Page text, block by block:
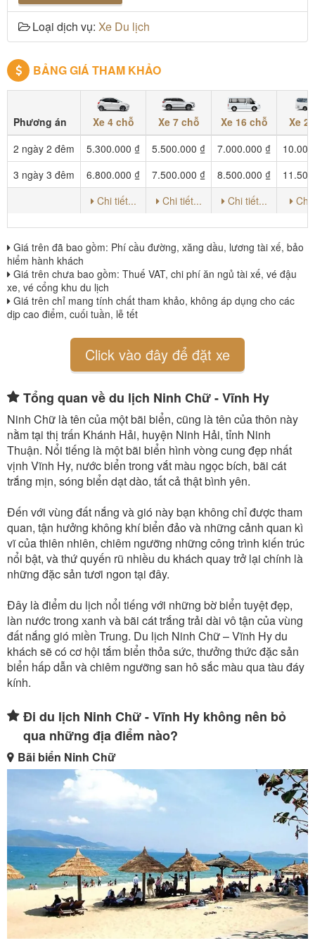
Loại dịch vụ: Xe Du lịch
BẢNG GIÁ THAM KHẢO
Phương án Xe 4 chỗ Xe 7 chỗ Xe 16 chỗ
Xe
2 ngày 2 đêm
5.300.000 ₫ 5.500.000 ₫ 7.000.000 ₫
3 ngày 3 đêm
6.800.000 ₫ 7.500.000 ₫ 8.500.000 ₫
Chi tiết...
Chi tiết... Chi tiết... Chi
Giá trên đã bao gồm: Phí cầu đường, xăng dầu, lương tài xế, bảo
hiểm hành khách
Giá trên chưa bao gồm: Thuế VAT, chi phí ăn ngủ tài xế, vé đậu
xe, vé cổng khu du lịch
Giá trên chỉ mang tính chất tham khảo, không áp dụng cho các
dịp cao điểm, cuối tuần, lễ tết
Click vào đây để đặt xe
Tổng quan về du lịch Ninh Chữ - Vĩnh Hy
Ninh Chữ là tên của một bãi biển, cũng là tên của thôn này
nằm tại thị trấn Khánh Hải, huyện Ninh Hải, tỉnh Ninh
Thuận. Nổi tiếng là một bãi biển hình vòng cung đẹp nhất
vịnh Vĩnh Hy, nước biển trong vắt màu ngọc bích, bãi cát
trắng mịn, sóng biển dạt dào, tất cả thật bình yên.
Đến với vùng đất nắng và gió này bạn không chỉ được tham
quan, tận hưởng không khí biển đảo và những cảnh quan kì
vĩ của thiên nhiên, chiêm ngưỡng những công trình kiến trúc
nổi bật, và thứ quyến rũ nhiều du khách quay trở lại chính là
những đặc sản tươi ngon tại đây.
Đây là điểm du lịch nổi tiếng với những bờ biển tuyệt đẹp,
làn nước trong xanh và bãi cát trắng trải dài vô tận của vùng
đất nắng gió miền Trung. Du lịch Ninh Chữ – Vĩnh Hy du
khách sẽ có cơ hội tắm biển thỏa sức, thưởng thức đặc sản
biển hấp dẫn và chiêm ngưỡng san hô sắc màu qua tàu đáy
kính.
Đi du lịch Ninh Chữ - Vĩnh Hy không nên bỏ
qua những địa điểm nào?
Bãi biển Ninh Chữ